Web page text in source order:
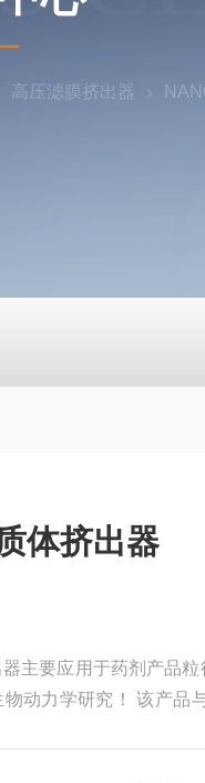
高压滤膜挤出器
小规模生产型高压均
体挤出器
主要应用于药剂产品
动力学研究！ 该产品